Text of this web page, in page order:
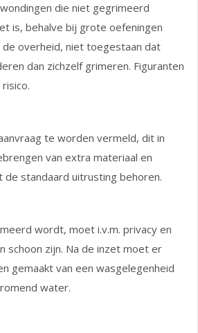
die niet gegrimeerd
is, behalve bij grote oefeningen
overheid, niet toegestaan dat
dan zichzelf grimeren. Figuranten
te worden vermeld, dit in
van extra materiaal en
de standaard uitrusting behoren.
wordt, moet i.v.m. privacy en
schoon zijn. Na de inzet moet er
gemaakt van een wasgelegenheid
water.